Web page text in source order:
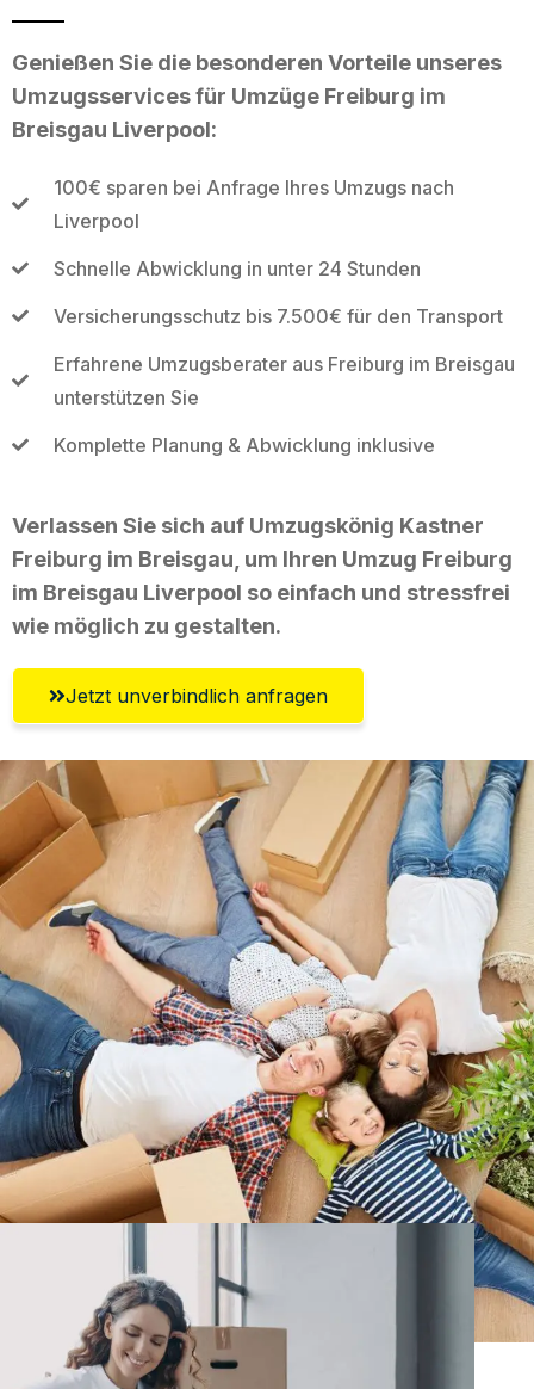
Genießen Sie die besonderen Vorteile unseres
Umzugsservices für Umzüge Freiburg im
Breisgau Liverpool:
100€ sparen bei Anfrage Ihres Umzugs nach
Liverpool
Schnelle Abwicklung in unter 24 Stunden
Versicherungsschutz bis 7.500€ für den Transport
Erfahrene Umzugsberater aus Freiburg im Breisgau
unterstützen Sie
Komplette Planung & Abwicklung inklusive
Verlassen Sie sich auf Umzugskönig Kastner
Freiburg im Breisgau, um Ihren Umzug Freiburg
im Breisgau Liverpool so einfach und stressfrei
wie möglich zu gestalten.
Jetzt unverbindlich anfragen